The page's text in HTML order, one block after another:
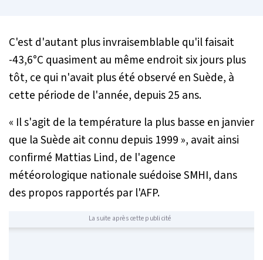
C'est d'autant plus invraisemblable qu'il faisait
-43,6°C quasiment au même endroit six jours plus
tôt, ce qui n'avait plus été observé en Suède, à
cette période de l'année, depuis 25 ans.
« Il s'agit de la température la plus basse en janvier
que la Suède ait connu depuis 1999 », avait ainsi
confirmé Mattias Lind, de l'agence
météorologique nationale suédoise SMHI, dans
des propos rapportés par l'AFP.
La suite après cette publicité